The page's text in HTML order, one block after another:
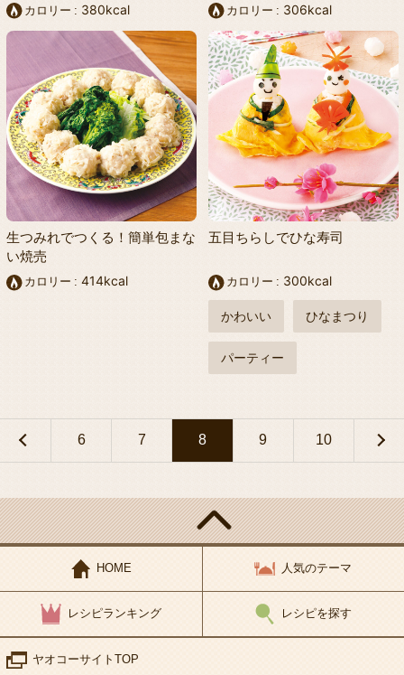
カロリー 380kcal カロリー 306kcal
生つみれでつくる！簡単包まな
い焼売
カロリー 414kcal
五目ちらしでひな寿司
カロリー 300kcal
かわいい ひなまつり
パーティー
6 7 8 9 10
HOME 人気のテーマ
レシピランキング レシピを探す
ヤオコーサイトTOP